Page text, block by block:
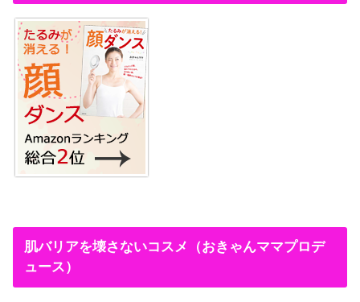
肌バリアを壊さないコスメ（おきゃんママプロデ
ュース）